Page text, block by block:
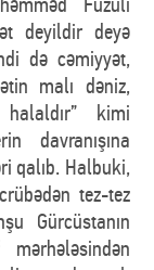
deyildir deyə
də cəmiyyət,
malı dəniz,
kimi
davranışına
qalıb. Halbuki,
tez-tez
Gürcüstanın